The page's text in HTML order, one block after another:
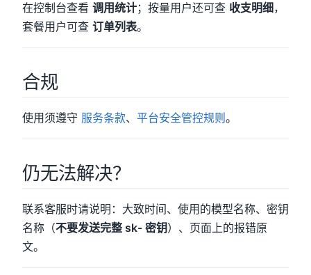
在控制台查看 调用统计；按量用户还可查 收支明细 ，
套餐用户可查 订单列表。
合规
使用须遵守 服务条款、 平台安全管控规则。
仍无法解决？
联系客服时请说明：大致时间、使用的模型名称、密钥
名称（不要发送完整 sk- 密钥）、页面上的报错原
文。